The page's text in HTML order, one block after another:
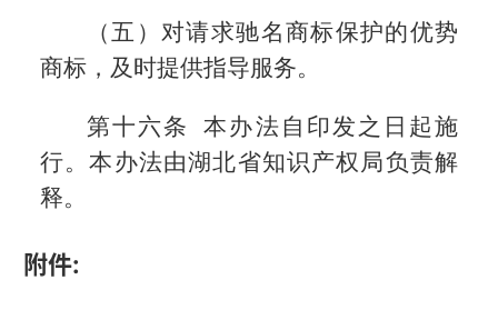
（五）对请求驰名商标保护的优势
商标，及时提供指导服务。
第十六条 本办法自印发之日起施
行。本办法由湖北省知识产权局负责解
释。
附件: